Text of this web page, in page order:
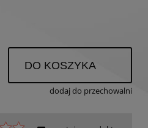
DO KOSZYKA
dodaj do przechowalni